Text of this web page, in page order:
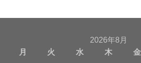
2026年8月
月
火 水 木 金